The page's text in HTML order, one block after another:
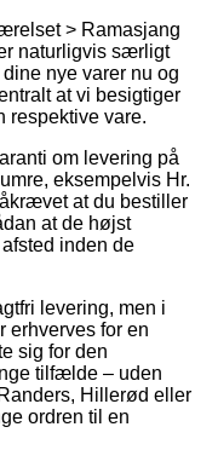
> Ramasjang
naturligvis særligt
nye varer nu og
at vi besigtiger
respektive vare.
om levering på
eksempelvis Hr.
at du bestiller
at de højst
inden de
levering, men i
erhverves for en
sig for den
tilfælde – uden
Hillerød eller
ordren til en